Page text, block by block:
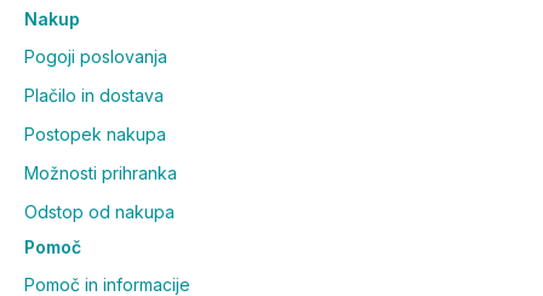
Nakup
Pogoji poslovanja
Plačilo in dostava
Postopek nakupa
Možnosti prihranka
Odstop od nakupa
Pomoč
Pomoč in informacije